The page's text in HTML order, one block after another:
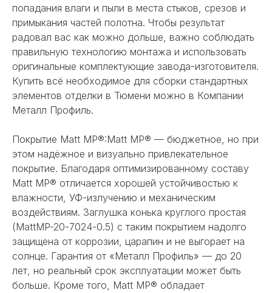
попадания влаги и пыли в места стыков, срезов и
примыкания частей полотна. Чтобы результат
радовал вас как можно дольше, важно соблюдать
правильную технологию монтажа и использовать
оригинальные комплектующие завода-изготовителя.
Купить всё необходимое для сборки стандартных
элементов отделки в Тюмени можно в Компании
Металл Профиль.
Покрытие Matt MP®:Matt MP® — бюджетное, но при
этом надёжное и визуально привлекательное
покрытие. Благодаря оптимизированному составу
Matt MP® отличается хорошей устойчивостью к
влажности, УФ-излучению и механическим
воздействиям. Заглушка конька круглого простая
(MattMP-20-7024-0.5) с таким покрытием надолго
защищена от коррозии, царапин и не выгорает на
солнце. Гарантия от «Металл Профиль» — до 20
лет, но реальный срок эксплуатации может быть
больше. Кроме того, Matt MP® обладает